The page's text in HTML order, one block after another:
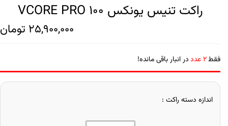
راکت تنیس یونکس VCORE PRO 100
25,900,000 تومان
فقط2 عدد در انبار باقی مانده!
اندازه دسته راکت